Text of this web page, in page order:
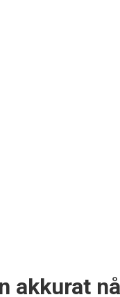
akkurat nå